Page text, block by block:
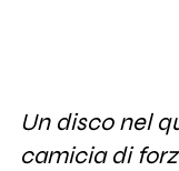
Un disco nel
camicia di